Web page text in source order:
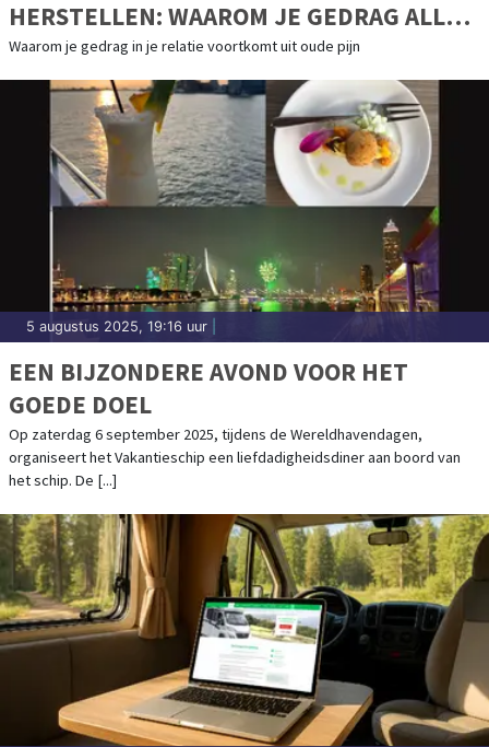
HERSTELLEN: WAAROM JE GEDRAG ALLES
ZEGT OVER HOE JE JE VOELT
Waarom je gedrag in je relatie voortkomt uit oude pijn
5 augustus 2025, 19:16 uur
EEN BIJZONDERE AVOND VOOR HET
GOEDE DOEL
Op zaterdag 6 september 2025, tijdens de Wereldhavendagen,
organiseert het Vakantieschip een liefdadigheidsdiner aan boord van
het schip. De [...]